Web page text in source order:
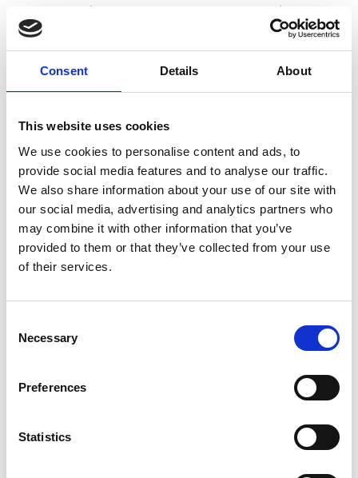
Consent Details About
This website uses cookies
We use cookies to personalise content and ads, to
provide social media features and to analyse our traffic.
We also share information about your use of our site with
our social media, advertising and analytics partners who
may combine it with other information that you’ve
provided to them or that they’ve collected from your use
of their services.
Selection
Necessary
Preferences
Statistics
Brunner Vivamocca espressomaskine
Brunner Cruiser foldestol
Brunner Skye 3D Compact
campingstol